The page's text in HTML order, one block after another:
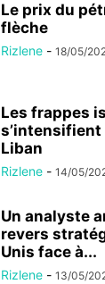
Le prix du
flèche
Rizlene - 18/05/
Les frappes
s’intensifient
Liban
Rizlene - 14/05/
Un analyste
revers
Unis face à...
Rizlene - 13/05/